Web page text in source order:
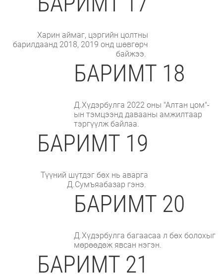
Харин аймаг, цэргийн цолтны
барилдаанд 2018, 2019 онд шөвгөрч
байжээ.
БАРИМТ 18
Д.Хүдэрбулга 2022 оны "Алтан цом"-
ын тэмцээнд давааны амжилтаар
тэргүүлж байлаа.
БАРИМТ 19
Түүний шүтдэг бөх нь аварга
Д.Сумъяабазар гэнэ.
БАРИМТ 20
Д.Хүдэрбулга багаасаа л бөх болохыг
мөрөөдөж явсан нэгэн.
БАРИМТ 21